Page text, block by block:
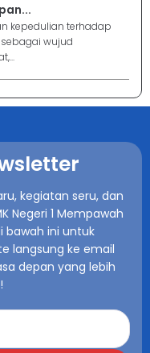
kepedulian terhadap
wujud
kegiatan seru, dan
Negeri 1 Mempawah
bawah ini untuk
langsung ke email
depan yang lebih